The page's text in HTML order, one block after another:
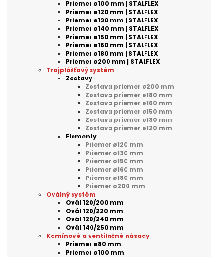
Priemer ø100 mm | STALFLEX
Priemer ø120 mm | STALFLEX
Priemer ø130 mm | STALFLEX
Priemer ø140 mm | STALFLEX
Priemer ø150 mm | STALFLEX
Priemer ø160 mm | STALFLEX
Priemer ø180 mm | STALFLEX
Priemer ø200 mm | STALFLEX
Trojplášťový systém
Zostavy
Zostava priemer ø200 mm
Zostava priemer ø180 mm
Zostava priemer ø160 mm
Zostava priemer ø150 mm
Zostava priemer ø130 mm
Zostava priemer ø120 mm
Elementy
Priemer ø120 mm
Priemer ø130 mm
Priemer ø150 mm
Priemer ø160 mm
Priemer ø180 mm
Priemer ø200 mm
Oválný systém
Ovál 120/200 mm
Ovál 120/220 mm
Ovál 120/240 mm
Ovál 140/250 mm
Komínové a ventilačné násady
Priemer ø80 mm
Priemer ø100 mm